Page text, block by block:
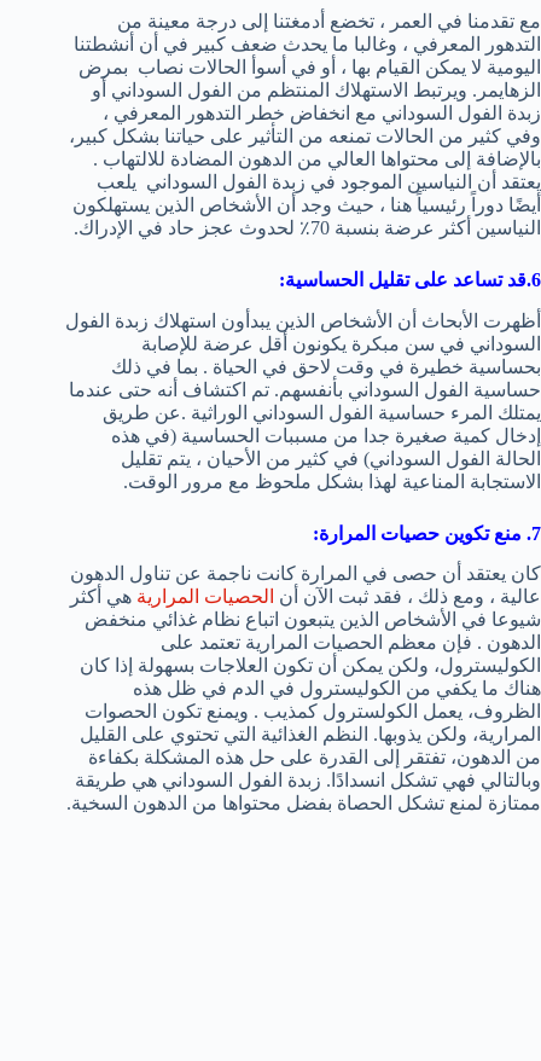
مع تقدمنا ​​في العمر ، تخضع أدمغتنا إلى درجة معينة من
التدهور المعرفي ، وغالبا ما يحدث ضعف كبير في أن أنشطتنا
اليومية لا يمكن القيام بها ، أو في أسوأ الحالات نصاب بمرض
الزهايمر. ويرتبط الاستهلاك المنتظم من الفول السوداني أو
زبدة الفول السوداني مع انخفاض خطر التدهور المعرفي ،
وفي كثير من الحالات تمنعه ​​من التأثير على حياتنا بشكل كبير،
بالإضافة إلى محتواها العالي من الدهون المضادة للالتهاب .
يعتقد أن النياسين الموجود في زبدة الفول السوداني يلعب
أيضًا دوراً رئيسياً هنا ، حيث وجد أن الأشخاص الذين يستهلكون
النياسين أكثر عرضة بنسبة 70٪ لحدوث عجز حاد في الإدراك.
6.قد تساعد على تقليل الحساسية:
أظهرت الأبحاث أن الأشخاص الذين يبدأون استهلاك زبدة الفول
السوداني في سن مبكرة يكونون أقل عرضة للإصابة
بحساسية خطيرة في وقت لاحق في الحياة . بما في ذلك
حساسية الفول السوداني بأنفسهم. تم اكتشاف أنه حتى عندما
يمتلك المرء حساسية الفول السوداني الوراثية .عن طريق
إدخال كمية صغيرة جدا من مسببات الحساسية (في هذه
الحالة الفول السوداني) في كثير من الأحيان ، يتم تقليل
الاستجابة المناعية لهذا بشكل ملحوظ مع مرور الوقت.
7. منع تكوين حصيات المرارة:
كان يعتقد أن حصى في المرارة كانت ناجمة عن تناول الدهون
عالية ، ومع ذلك ، فقد ثبت الآن أن الحصيات المرارية هي أكثر
شيوعا في الأشخاص الذين يتبعون اتباع نظام غذائي منخفض
الدهون . فإن معظم الحصيات المرارية تعتمد على
الكوليسترول، ولكن يمكن أن تكون العلاجات بسهولة إذا كان
هناك ما يكفي من الكوليسترول في الدم في ظل هذه
الظروف، يعمل الكولسترول كمذيب . ويمنع تكون الحصوات
المرارية، ولكن يذوبها. النظم الغذائية التي تحتوي على القليل
من الدهون، تفتقر إلى القدرة على حل هذه المشكلة بكفاءة
وبالتالي فهي تشكل انسدادًا. زبدة الفول السوداني هي طريقة
ممتازة لمنع تشكل الحصاة بفضل محتواها من الدهون السخية.